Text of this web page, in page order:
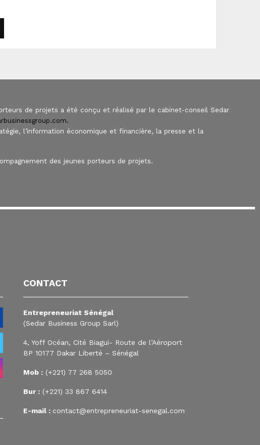
de projets a été conçu et réalisé par le cabinet-conseil Sedar
l’information économique et financière, la presse et la
des jeunes porteurs de projets.
CONTACT
Entrepreneuriat Sénégal
(Sedar Business Group Sarl)
4, Yoff Océan, Cité Biagui- Route de l’Aéroport
BP 10177 Dakar Liberté – Sénégal
Mob : (+221) 77 268 5050
Bur : (+221) 33 867 6414
E-mail : contact@entrepreneuriat-senegal.com